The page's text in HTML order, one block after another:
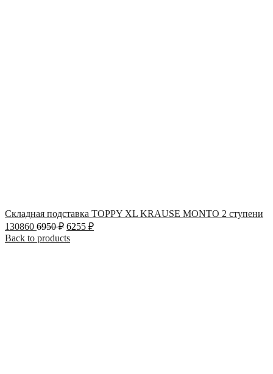
Складная подставка TOPPY XL KRAUSE MONTO 2 ступени
130860 6950₽ 6255 ₽
Back to products